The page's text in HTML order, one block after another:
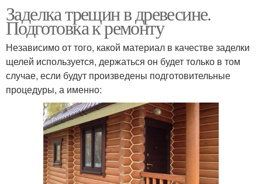
Заделка трещин в древесине.
Подготовка к ремонту
Независимо от того, какой материал в качестве заделки
щелей используется, держаться он будет только в том
случае, если будут произведены подготовительные
процедуры, а именно: